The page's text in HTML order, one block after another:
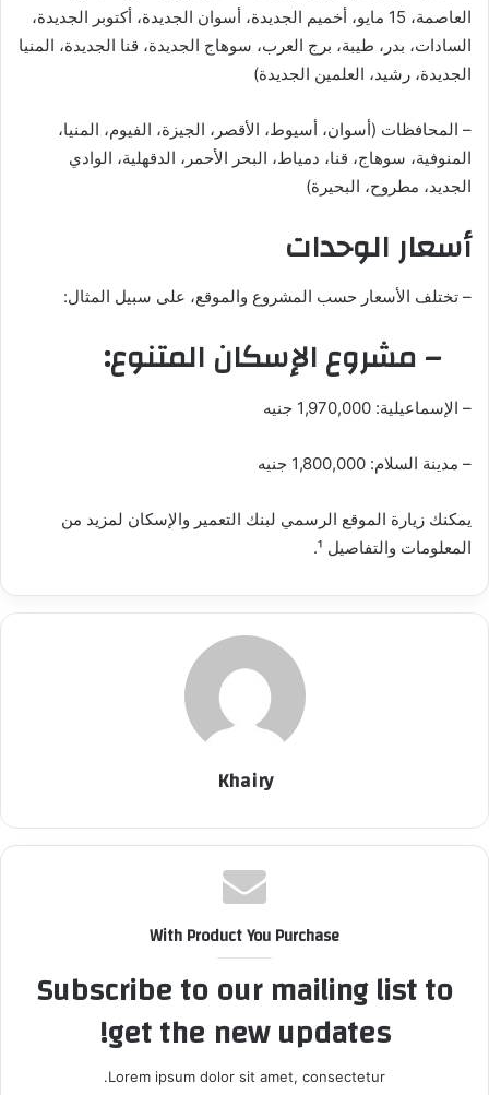
العاصمة، 15 مايو، أخميم الجديدة، أسوان الجديدة، أكتوبر الجديدة،
السادات، بدر، طيبة، برج العرب، سوهاج الجديدة، قنا الجديدة، المنيا
الجديدة، رشيد، العلمين الجديدة)
– المحافظات (أسوان، أسيوط، الأقصر، الجيزة، الفيوم، المنيا،
المنوفية، سوهاج، قنا، دمياط، البحر الأحمر، الدقهلية، الوادي
الجديد، مطروح، البحيرة)
أسعار الوحدات
– تختلف الأسعار حسب المشروع والموقع، على سبيل المثال:
– مشروع الإسكان المتنوع:
– الإسماعيلية: 1,970,000 جنيه
– مدينة السلام: 1,800,000 جنيه
يمكنك زيارة الموقع الرسمي لبنك التعمير والإسكان لمزيد من
المعلومات والتفاصيل ¹.
Khairy
With Product You Purchase
Subscribe to our mailing list to
get the new updates!
Lorem ipsum dolor sit amet, consectetur.